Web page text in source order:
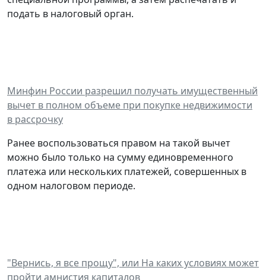
подать в налоговый орган.
Минфин России разрешил получать имущественный
вычет в полном объеме при покупке недвижимости
в рассрочку
Ранее воспользоваться правом на такой вычет
можно было только на сумму единовременного
платежа или нескольких платежей, совершенных в
одном налоговом периоде.
"Вернись, я все прощу", или На каких условиях может
пройти амнистия капиталов